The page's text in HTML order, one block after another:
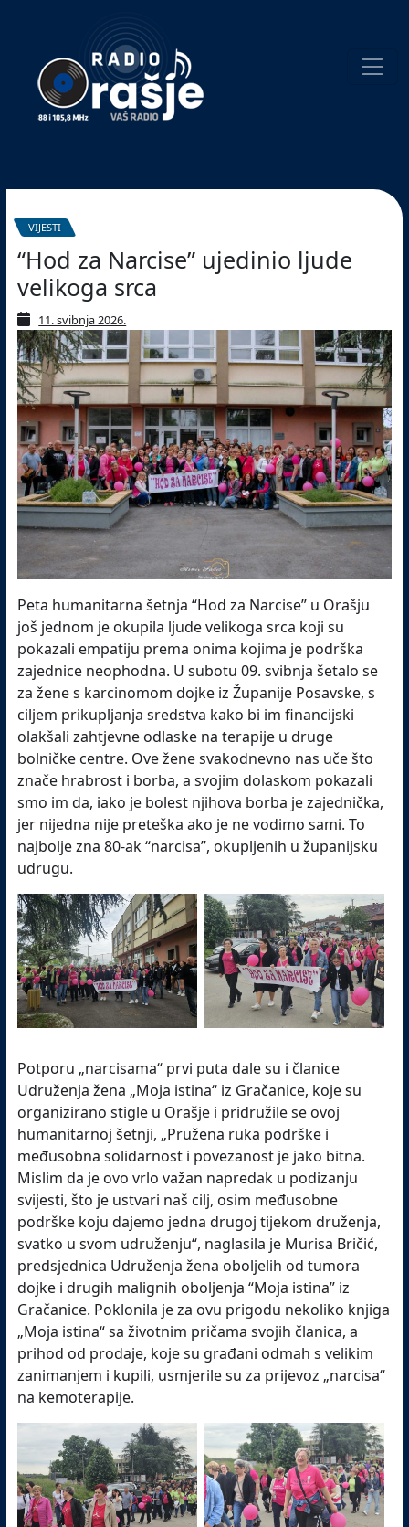
website!
VIJESTI
“Hod za Narcise” ujedinio ljude
velikoga srca
11. svibnja 2026.
Peta humanitarna šetnja “Hod za Narcise” u Orašju
još jednom je okupila ljude velikoga srca koji su
pokazali empatiju prema onima kojima je podrška
zajednice neophodna. U subotu 09. svibnja šetalo se
za žene s karcinomom dojke iz Županije Posavske, s
ciljem prikupljanja sredstva kako bi im financijski
olakšali zahtjevne odlaske na terapije u druge
bolničke centre. Ove žene svakodnevno nas uče što
znače hrabrost i borba, a svojim dolaskom pokazali
smo im da, iako je bolest njihova borba je zajednička,
jer nijedna nije preteška ako je ne vodimo sami. To
najbolje zna 80-ak “narcisa”, okupljenih u županijsku
udrugu.
Potporu „narcisama“ prvi puta dale su i članice
Udruženja žena „Moja istina“ iz Gračanice, koje su
organizirano stigle u Orašje i pridružile se ovoj
humanitarnoj šetnji, „Pružena ruka podrške i
međusobna solidarnost i povezanost je jako bitna.
Mislim da je ovo vrlo važan napredak u podizanju
svijesti, što je ustvari naš cilj, osim međusobne
podrške koju dajemo jedna drugoj tijekom druženja,
svatko u svom udruženju“, naglasila je Murisa Bričić,
predsjednica Udruženja žena oboljelih od tumora
dojke i drugih malignih oboljenja “Moja istina” iz
Gračanice. Poklonila je za ovu prigodu nekoliko knjiga
„Moja istina“ sa životnim pričama svojih članica, a
prihod od prodaje, koje su građani odmah s velikim
zanimanjem i kupili, usmjerile su za prijevoz „narcisa“
na kemoterapije.